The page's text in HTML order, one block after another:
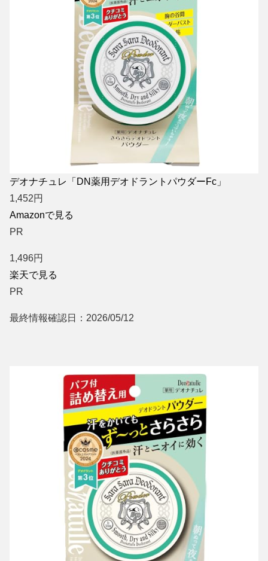
デオナチュレ「DN薬用デオドラントパウダーFc」
1,452円
Amazonで見る
PR
1,496円
楽天で見る
PR
最終情報確認日：2026/05/12